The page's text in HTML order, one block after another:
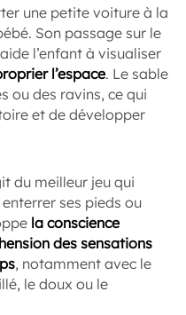
une petite voiture à la
Son passage sur le
l’enfant à visualiser
l’espace. Le sable
ou des ravins, ce qui
et de développer
du meilleur jeu qui
ses pieds ou
la conscience
des sensations
, notamment avec le
le doux ou le